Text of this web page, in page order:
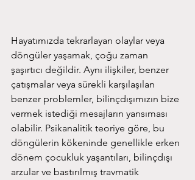
Hayatımızda tekrarlayan olaylar veya
döngüler yaşamak, çoğu zaman
şaşırtıcı değildir. Aynı ilişkiler, benzer
çatışmalar veya sürekli karşılaşılan
benzer problemler, bilinçdışımızın bize
vermek istediği mesajların yansıması
olabilir. Psikanalitik teoriye göre, bu
döngülerin kökeninde genellikle erken
dönem çocukluk yaşantıları, bilinçdışı
arzular ve bastırılmış travmatik